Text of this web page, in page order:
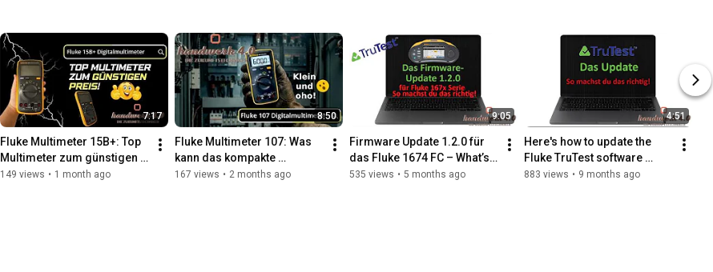
7:17
Fluke Multimeter 15B+: Top
Multimeter zum günstigen
Preis! (Lieferumfang & alle
149 views • 1 month ago
8:50
Fluke Multimeter 107: Was
kann das kompakte
Digitalmultimeter?
167 views • 2 months ago
9:05
Firmware Update 1.2.0 für
das Fluke 1674 FC – What’s
new? 🚀🧑🏻‍💻
535 views • 5 months ago
4:51
Here's how to update the
Fluke TruTest software
correctly! 🧑🏻‍💻
883 views • 9 months ago